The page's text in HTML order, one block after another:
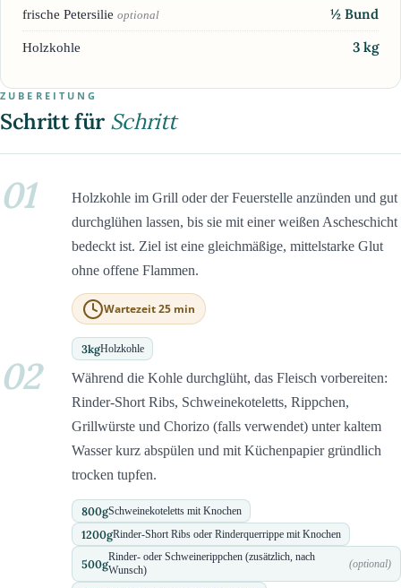
frische Petersilie optional ½ Bund
Holzkohle 3 kg
ZUBEREITUNG
Schritt für Schritt
01
Holzkohle im Grill oder der Feuerstelle anzünden und gut
durchglühen lassen, bis sie mit einer weißen Ascheschicht
bedeckt ist. Ziel ist eine gleichmäßige, mittelstarke Glut
ohne offene Flammen.
Wartezeit 25 min
3kgHolzkohle
02
Während die Kohle durchglüht, das Fleisch vorbereiten:
Rinder-Short Ribs, Schweinekoteletts, Rippchen,
Grillwürste und Chorizo (falls verwendet) unter kaltem
Wasser kurz abspülen und mit Küchenpapier gründlich
trocken tupfen.
800gSchweinekoteletts mit Knochen
1200gRinder-Short Ribs oder Rinderquerrippe mit Knochen
500gRinder- oder Schweinerippchen (zusätzlich, nach
Wunsch)
(optional)